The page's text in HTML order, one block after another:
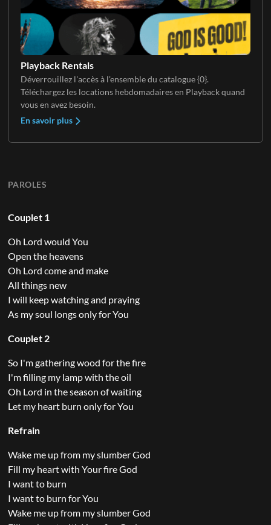
Playback Rentals
Déverrouillez l'accès à l'ensemble du catalogue {0}.
Téléchargez les locations hebdomadaires en Playback quand
vous en avez besoin.
En savoir plus
PAROLES
Couplet 1
Oh Lord would You
Open the heavens
Oh Lord come and make
All things new
I will keep watching and praying
As my soul longs only for You
Couplet 2
So I'm gathering wood for the fire
I'm filling my lamp with the oil
Oh Lord in the season of waiting
Let my heart burn only for You
Refrain
Wake me up from my slumber God
Fill my heart with Your fire God
I want to burn
I want to burn for You
Wake me up from my slumber God